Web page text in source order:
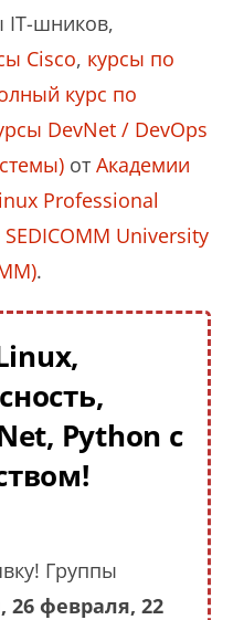
IT-шников,
Cisco, курсы по
курс по
DevNet / DevOps
от Академии
Professional
SEDICOMM University
.
Python с
Группы
26 февраля, 22